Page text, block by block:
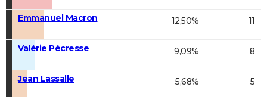
Emmanuel Macron 12,50% 11
Valérie Pécresse 9,09% 8
Jean Lassalle 5,68% 5